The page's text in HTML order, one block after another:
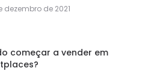
dezembro de 2021
começar a vender em